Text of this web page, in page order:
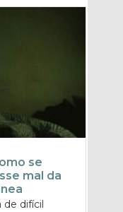
se
mal da
difícil